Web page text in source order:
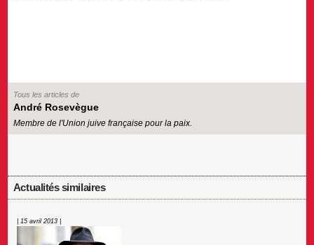
Tous les articles de
André Rosevègue
Membre de l'Union juive française pour la paix.
Actualités similaires
| 15 avril 2013 |